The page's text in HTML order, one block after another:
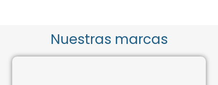
Nuestras marcas